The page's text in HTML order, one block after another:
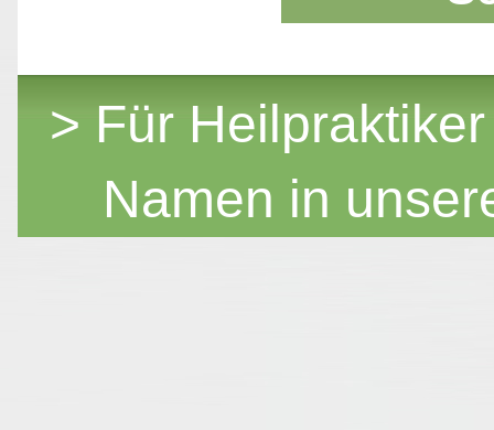
> Für
Namen in